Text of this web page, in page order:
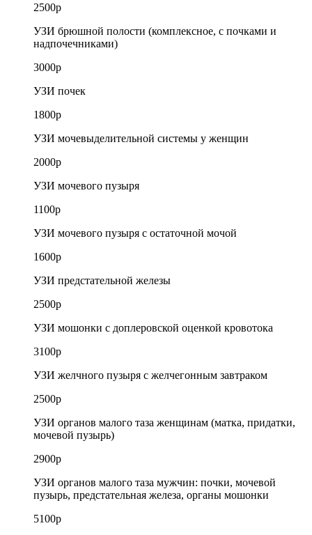
2500р
УЗИ брюшной полости (комплексное, с почками и
надпочечниками)
3000р
УЗИ почек
1800р
УЗИ мочевыделительной системы у женщин
2000р
УЗИ мочевого пузыря
1100р
УЗИ мочевого пузыря с остаточной мочой
1600р
УЗИ предстательной железы
2500р
УЗИ мошонки с доплеровской оценкой кровотока
3100р
УЗИ желчного пузыря с желчегонным завтраком
2500р
УЗИ органов малого таза женщинам (матка, придатки,
мочевой пузырь)
2900р
УЗИ органов малого таза мужчин: почки, мочевой
пузырь, предстательная железа, органы мошонки
5100р